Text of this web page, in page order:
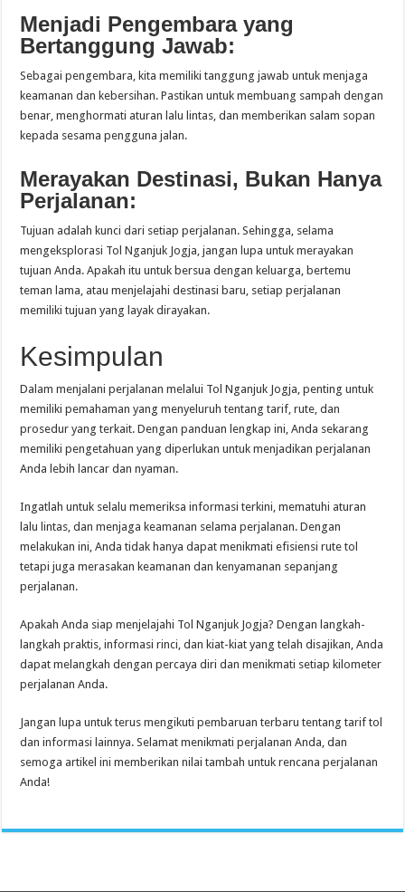
Menjadi Pengembara yang
Bertanggung Jawab:
Sebagai pengembara, kita memiliki tanggung jawab untuk menjaga
keamanan dan kebersihan. Pastikan untuk membuang sampah dengan
benar, menghormati aturan lalu lintas, dan memberikan salam sopan
kepada sesama pengguna jalan.
Merayakan Destinasi, Bukan Hanya
Perjalanan:
Tujuan adalah kunci dari setiap perjalanan. Sehingga, selama
mengeksplorasi Tol Nganjuk Jogja, jangan lupa untuk merayakan
tujuan Anda. Apakah itu untuk bersua dengan keluarga, bertemu
teman lama, atau menjelajahi destinasi baru, setiap perjalanan
memiliki tujuan yang layak dirayakan.
Kesimpulan
Dalam menjalani perjalanan melalui Tol Nganjuk Jogja, penting untuk
memiliki pemahaman yang menyeluruh tentang tarif, rute, dan
prosedur yang terkait. Dengan panduan lengkap ini, Anda sekarang
memiliki pengetahuan yang diperlukan untuk menjadikan perjalanan
Anda lebih lancar dan nyaman.
Ingatlah untuk selalu memeriksa informasi terkini, mematuhi aturan
lalu lintas, dan menjaga keamanan selama perjalanan. Dengan
melakukan ini, Anda tidak hanya dapat menikmati efisiensi rute tol
tetapi juga merasakan keamanan dan kenyamanan sepanjang
perjalanan.
Apakah Anda siap menjelajahi Tol Nganjuk Jogja? Dengan langkah-
langkah praktis, informasi rinci, dan kiat-kiat yang telah disajikan, Anda
dapat melangkah dengan percaya diri dan menikmati setiap kilometer
perjalanan Anda.
Jangan lupa untuk terus mengikuti pembaruan terbaru tentang tarif tol
dan informasi lainnya. Selamat menikmati perjalanan Anda, dan
semoga artikel ini memberikan nilai tambah untuk rencana perjalanan
Anda!